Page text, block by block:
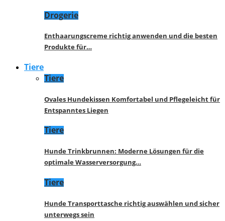
Drogerie
Enthaarungscreme richtig anwenden und die besten
Produkte für…
Tiere
Tiere
Ovales Hundekissen Komfortabel und Pflegeleicht für
Entspanntes Liegen
Tiere
Hunde Trinkbrunnen: Moderne Lösungen für die
optimale Wasserversorgung…
Tiere
Hunde Transporttasche richtig auswählen und sicher
unterwegs sein